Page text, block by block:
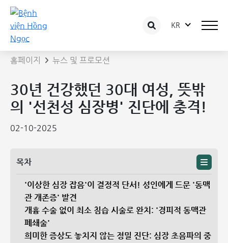
KR
뉴스 상세보기
홈페이지 뉴스 및 프로모션
30년 건강했던 30대 여성, 뜻밖
의 '선천성 심장병' 진단에 충격!
02-10-2025
목차
'이상한 심장 잡음'이 결정적 단서! 성인에게 드문 '동맥
관 개존증' 발견
개흉 수술 없이 최소 침습 시술로 완치: '경피적 동맥관
폐쇄술'
희미한 증상도 놓치지 않는 정밀 진단: 심장 초음파의 중